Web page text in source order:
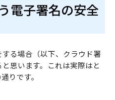
電子署名の安全
る場合（以下、クラウド署
思います。これは実際はと
りです。